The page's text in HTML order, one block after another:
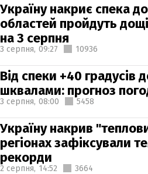
Україну накриє спека
областей пройдуть
на 3 серпня
3 серпня, 09:27 10936
Від спеки +40 градусів
шквалами: прогноз
3 серпня, 08:00 5458
Україну накрив
регіонах зафіксували
рекорди
2 серпня, 14:52 3664